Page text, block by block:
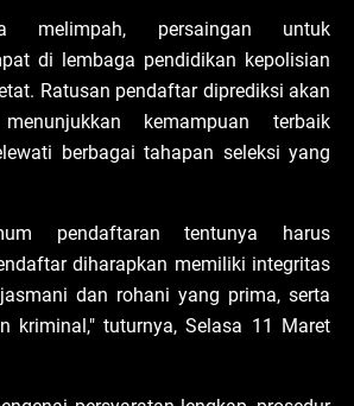
melimpah, persaingan untuk
di lembaga pendidikan kepolisian
Ratusan pendaftar diprediksi akan
menunjukkan kemampuan terbaik
berbagai tahapan seleksi yang
pendaftaran tentunya harus
diharapkan memiliki integritas
dan rohani yang prima, serta
kriminal," tuturnya, Selasa 11 Maret